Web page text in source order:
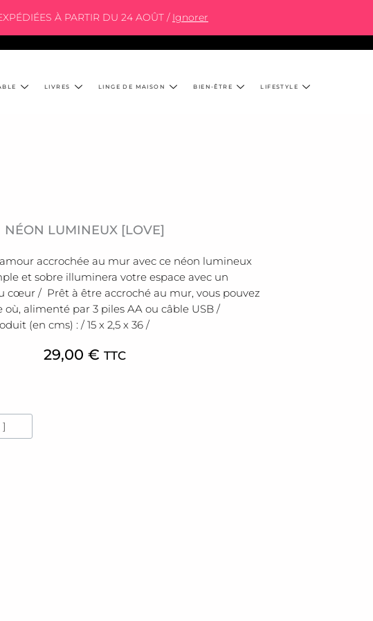
À PARTIR DU 24 AOÛT / Ignorer
LIVRES LINGE DE MAISON BIEN-ÊTRE LIFESTYLE
NÉON LUMINEUX [LOVE]
accrochée au mur avec ce néon lumineux
et sobre illuminera votre espace avec un
cœur / Prêt à être accroché au mur, vous pouvez
où, alimenté par 3 piles AA ou câble USB /
(en cms) : / 15 x 2,5 x 36 /
29,00 € TTC
]